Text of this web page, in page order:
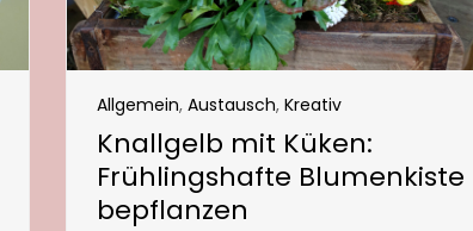
Allgemein, Austausch, Kreativ
Knallgelb mit Küken:
Frühlingshafte Blumenkiste
bepflanzen